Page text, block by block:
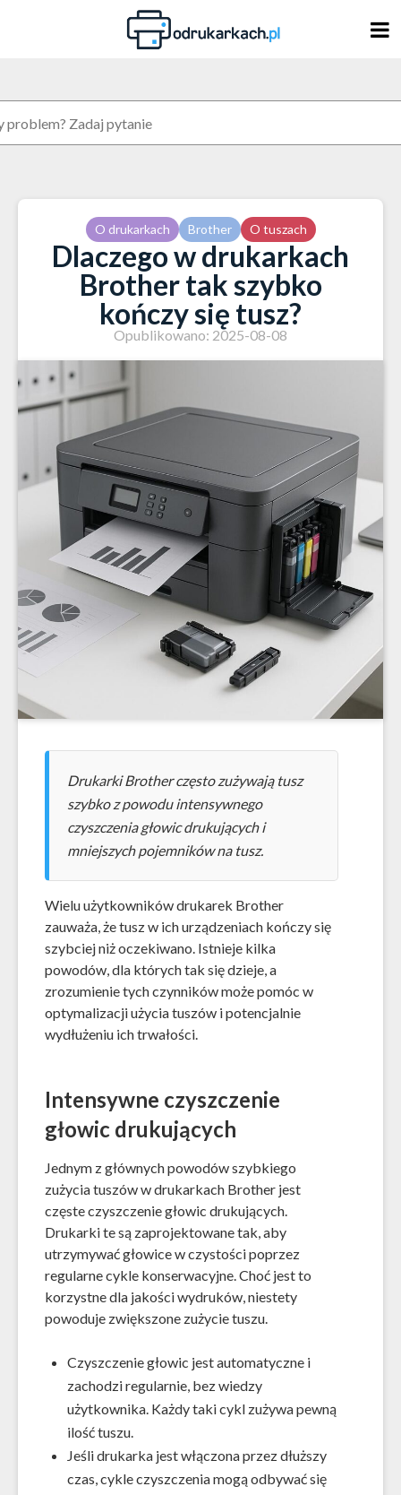
O drukarkach Brother O tuszach
Dlaczego w drukarkach
Brother tak szybko
kończy się tusz?
Opublikowano: 2025-08-08
Drukarki Brother często zużywają tusz
szybko z powodu intensywnego
czyszczenia głowic drukujących i
mniejszych pojemników na tusz.
Wielu użytkowników drukarek Brother
zauważa, że tusz w ich urządzeniach kończy się
szybciej niż oczekiwano. Istnieje kilka
powodów, dla których tak się dzieje, a
zrozumienie tych czynników może pomóc w
optymalizacji użycia tuszów i potencjalnie
wydłużeniu ich trwałości.
Intensywne czyszczenie
głowic drukujących
Jednym z głównych powodów szybkiego
zużycia tuszów w drukarkach Brother jest
częste czyszczenie głowic drukujących.
Drukarki te są zaprojektowane tak, aby
utrzymywać głowice w czystości poprzez
regularne cykle konserwacyjne. Choć jest to
korzystne dla jakości wydruków, niestety
powoduje zwiększone zużycie tuszu.
Czyszczenie głowic jest automatyczne i
zachodzi regularnie, bez wiedzy
użytkownika. Każdy taki cykl zużywa pewną
ilość tuszu.
Jeśli drukarka jest włączona przez dłuższy
czas, cykle czyszczenia mogą odbywać się